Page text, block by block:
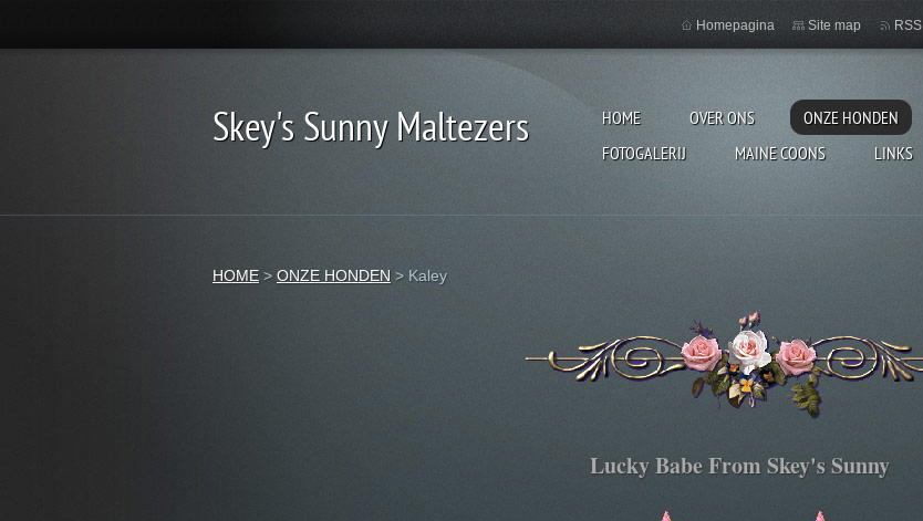
Skey's Sunny Maltezers HOME OVER ONS ONZE HONDEN
FOTOGALERIJ
MAINE COONS LINKS
Homepagina Site map RSS
HOME > ONZE HONDEN > Kaley
Lucky Babe From Skey's Sunny